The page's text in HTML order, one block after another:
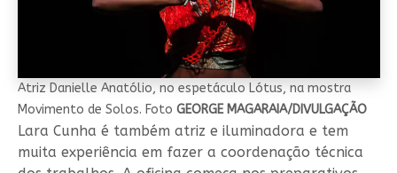
Atriz Danielle Anatólio, no espetáculo Lótus, na mostra
Movimento de Solos. Foto GEORGE MAGARAIA/DIVULGAÇÃO
Lara Cunha é também atriz e iluminadora e tem
muita experiência em fazer a coordenação técnica